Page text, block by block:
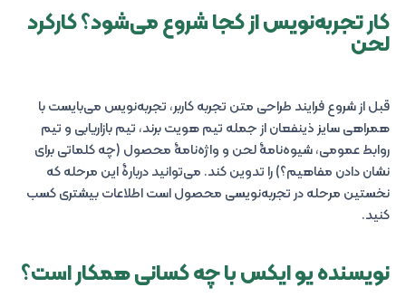
کار تجربه‌نویس از کجا شروع می‌شود؟ کارکرد
لحن
قبل از شروع فرایند طراحی متن تجربه کاربر، تجربه‌نویس می‌بایست با
همراهی سایز ذینفعان از جمله تیم هویت برند، تیم بازاریابی و تیم
روابط عمومی، شیوه‌نامۀ لحن و واژه‌نامۀ محصول (چه کلماتی برای
نشان دادن مفاهیم؟) را تدوین کند. می‌توانید دربارۀ این مرحله که
نخستین مرحله در تجربه‌نویسی محصول است اطلاعات بیشتری کسب
کنید.
نویسنده یو ایکس با چه کسانی همکار است؟